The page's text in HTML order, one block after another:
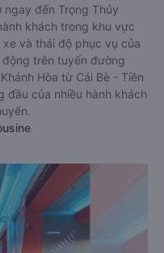
ngay đến Trọng Thủy
khách trong khu vực
và thái độ phục vụ của
động trên tuyến đường
Hòa từ Cái Bè - Tiền
đầu của nhiều hành khách